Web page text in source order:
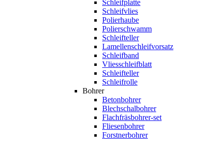
Schleifplatte
Schleifvlies
Polierhaube
Polierschwamm
Schleifteller
Lamellenschleifvorsatz
Schleifband
Vliesschleifblatt
Schleifteller
Schleifrolle
Bohrer
Betonbohrer
Blechschalbohrer
Flachfräsbohrer-set
Fliesenbohrer
Forstnerbohrer